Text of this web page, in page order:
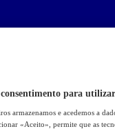
para utilizar
armazenamos e acedemos a
«Aceito», permite que as